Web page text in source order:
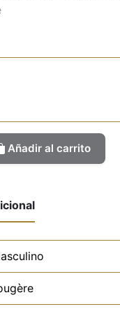
Añadir al carrito